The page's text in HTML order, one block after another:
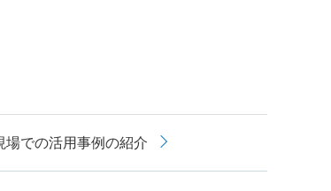
での活用事例の紹介